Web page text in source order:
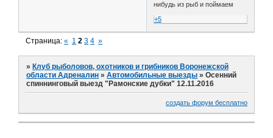
нибудь из рыб и поймаем
+5
Страница:« 1 2 3 4 »
»Клуб рыболовов, охотников и грибников Воронежской
области Адреналин »Автомобильные выезды »Осенний
спиннинговый выезд "Рамонские дубки" 12.11.2016
создать форум бесплатно